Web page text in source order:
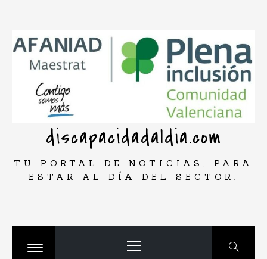
contenido
discapacidadaldia.com
TU PORTAL DE NOTICIAS, PARA
ESTAR AL DÍA DEL SECTOR.
Cambiar
principal